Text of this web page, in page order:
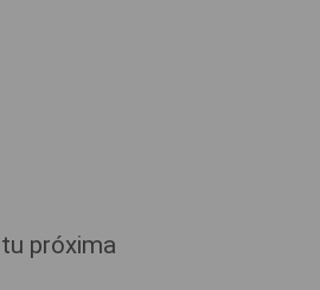
próxima